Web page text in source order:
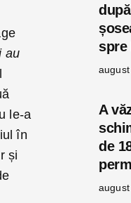
au
le-a
în
și
spre
A
de